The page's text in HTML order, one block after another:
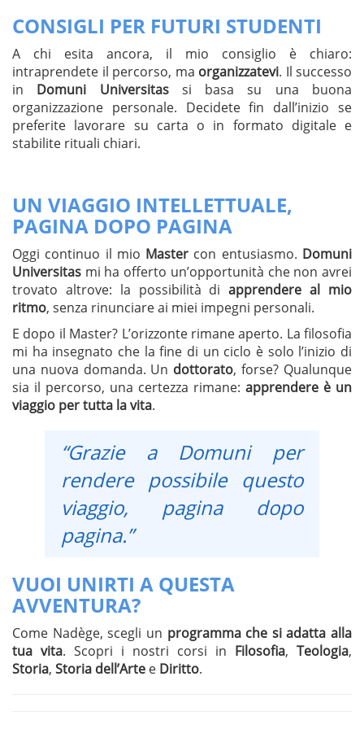
CONSIGLI PER FUTURI STUDENTI
A chi esita ancora, il mio consiglio è chiaro:
intraprendete il percorso, ma organizzatevi. Il successo
in Domuni Universitassi basa su una buona
organizzazione personale. Decidete fin dall’inizio se
preferite lavorare su carta o in formato digitale e
stabilite rituali chiari.
UN VIAGGIO INTELLETTUALE,
PAGINA DOPO PAGINA
Oggi continuo il mio Master con entusiasmo. Domuni
Universitas mi ha offerto un’opportunità che non avrei
trovato altrove: la possibilità diapprendere al mio
ritmo, senza rinunciare ai miei impegni personali.
E dopo il Master? L’orizzonte rimane aperto. La filosofia
mi ha insegnato che la fine di un ciclo è solo l’inizio di
una nuova domanda. Un dottorato, forse? Qualunque
sia il percorso, una certezza rimane: apprendere è un
viaggio per tutta la vita.
“Grazie a Domuni per
rendere possibile questo
viaggio, pagina dopo
pagina.”
VUOI UNIRTI A QUESTA
AVVENTURA?
Come Nadège, scegli un programma che si adatta alla
tua vita. Scopri i nostri corsi in Filosofia, Teologia,
Storia, Storia dell’Arte e Diritto.